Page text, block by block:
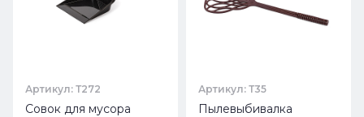
Артикул: Т272
Совок для мусора
Артикул: Т35
Пылевыбивалка